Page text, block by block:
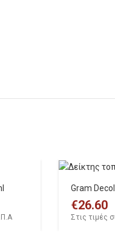
Gram
€26.60
Στις τιμές